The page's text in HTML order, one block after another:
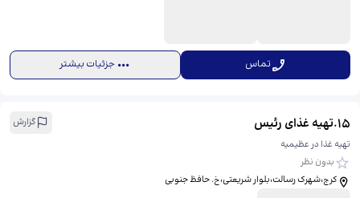
تماس جزئیات بیشتر
15
.تهیه غذای رئیس
گزارش
تهیه غذا در عظیمیه
بدون نظر
کرج،شهرک رسالت،بلوار شریعتی،خ. حافظ جنوبی